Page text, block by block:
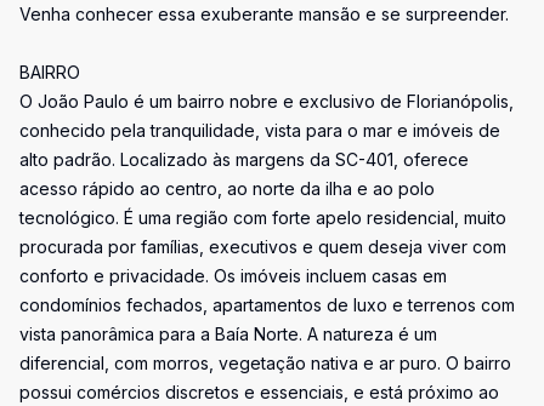
Venha conhecer essa exuberante mansão e se surpreender.
BAIRRO
O João Paulo é um bairro nobre e exclusivo de Florianópolis,
conhecido pela tranquilidade, vista para o mar e imóveis de
alto padrão. Localizado às margens da SC-401, oferece
acesso rápido ao centro, ao norte da ilha e ao polo
tecnológico. É uma região com forte apelo residencial, muito
procurada por famílias, executivos e quem deseja viver com
conforto e privacidade. Os imóveis incluem casas em
condomínios fechados, apartamentos de luxo e terrenos com
vista panorâmica para a Baía Norte. A natureza é um
diferencial, com morros, vegetação nativa e ar puro. O bairro
possui comércios discretos e essenciais, e está próximo ao